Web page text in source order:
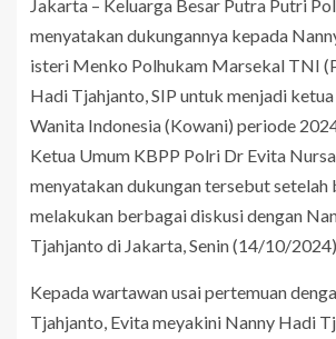
Jakarta – Keluarga Besar Putra Putri
menyatakan dukungannya kepada
isteri Menko Polhukam Marsekal TNI
Hadi Tjahjanto, SIP untuk menjadi
Wanita Indonesia (Kowani) periode
Ketua Umum KBPP Polri Dr Evita
menyatakan dukungan tersebut setelah
melakukan berbagai diskusi dengan
Tjahjanto di Jakarta, Senin (14/10/2024).
Kepada wartawan usai pertemuan
Tjahjanto, Evita meyakini Nanny Hadi